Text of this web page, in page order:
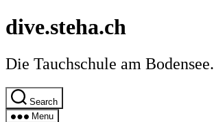
Skip
to
content
dive.steha.ch
Die Tauchschule am Bodensee.
Search
Menu